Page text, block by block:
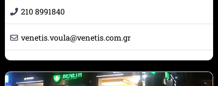
210 8991840
venetis.voula@venetis.com.gr